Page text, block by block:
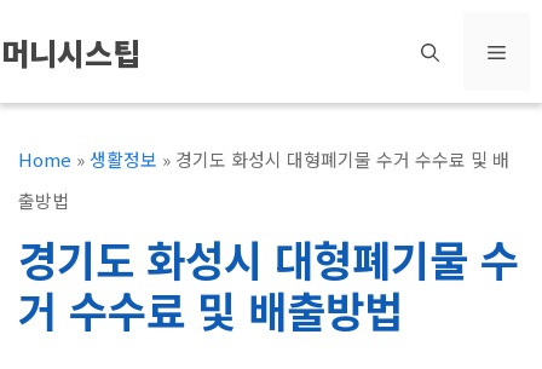
텐
츠
머니시스팁 메
Home »생활정보 » 경기도 화성시 대형폐기물 수거 수수료 및 배
출방법
경기도 화성시 대형폐기물 수
거 수수료 및 배출방법